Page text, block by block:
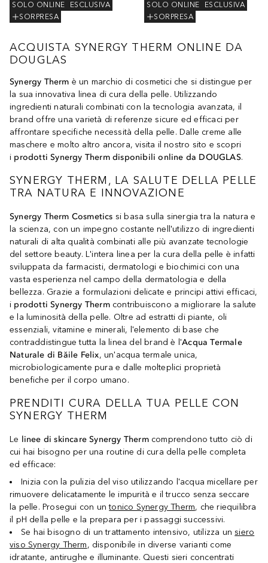
SOLO ONLINE
ESCLUSIVA
SORPRESA
SOLO ONLINE
ESCLUSIVA
SORPRESA
ACQUISTA SYNERGY THERM ONLINE DA
DOUGLAS
Synergy Therm è un marchio di cosmetici che si distingue per
la sua innovativa linea di cura della pelle. Utilizzando
ingredienti naturali combinati con la tecnologia avanzata, il
brand offre una varietà di referenze sicure ed efficaci per
affrontare specifiche necessità della pelle. Dalle creme alle
maschere e molto altro ancora, visita il nostro sito e scopri
i prodotti Synergy Therm disponibili online da DOUGLAS.
SYNERGY THERM, LA SALUTE DELLA PELLE
TRA NATURA E INNOVAZIONE
Synergy Therm Cosmetics si basa sulla sinergia tra la natura e
la scienza, con un impegno costante nell'utilizzo di ingredienti
naturali di alta qualità combinati alle più avanzate tecnologie
del settore beauty. L'intera linea per la cura della pelle è infatti
sviluppata da farmacisti, dermatologi e biochimici con una
vasta esperienza nel campo della dermatologia e della
bellezza. Grazie a formulazioni delicate e principi attivi efficaci,
i prodotti Synergy Thermcontribuiscono a migliorare la salute
e la luminosità della pelle. Oltre ad estratti di piante, oli
essenziali, vitamine e minerali, l'elemento di base che
contraddistingue tutta la linea del brand è l'Acqua Termale
Naturale di Băile Felix, un'acqua termale unica,
microbiologicamente pura e dalle molteplici proprietà
benefiche per il corpo umano.
PRENDITI CURA DELLA TUA PELLE CON
SYNERGY THERM
Le linee di skincare Synergy Thermcomprendono tutto ciò di
cui hai bisogno per una routine di cura della pelle completa
ed efficace:
Inizia con la pulizia del viso utilizzando l'acqua micellare per
rimuovere delicatamente le impurità e il trucco senza seccare
la pelle. Prosegui con untonico Synergy Therm, che riequilibra
il pH della pelle e la prepara per i passaggi successivi.
Se hai bisogno di un trattamento intensivo, utilizza unsiero
viso Synergy Therm, disponibile in diverse varianti come
idratante, antirughe e illuminante. Questi sieri concentrati